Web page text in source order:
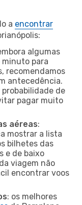
a encontrar
algumas
minuto para
recomendamos
antecedência.
de
pagar muito
aéreas:
mostrar a lista
bilhetes das
e de baixo
viagem não
encontrar voos
: os melhores